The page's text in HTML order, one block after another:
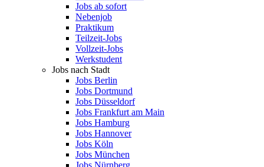
Jobs ab sofort
Nebenjob
Praktikum
Teilzeit-Jobs
Vollzeit-Jobs
Werkstudent
Jobs nach Stadt
Jobs Berlin
Jobs Dortmund
Jobs Düsseldorf
Jobs Frankfurt am Main
Jobs Hamburg
Jobs Hannover
Jobs Köln
Jobs München
Jobs Nürnberg